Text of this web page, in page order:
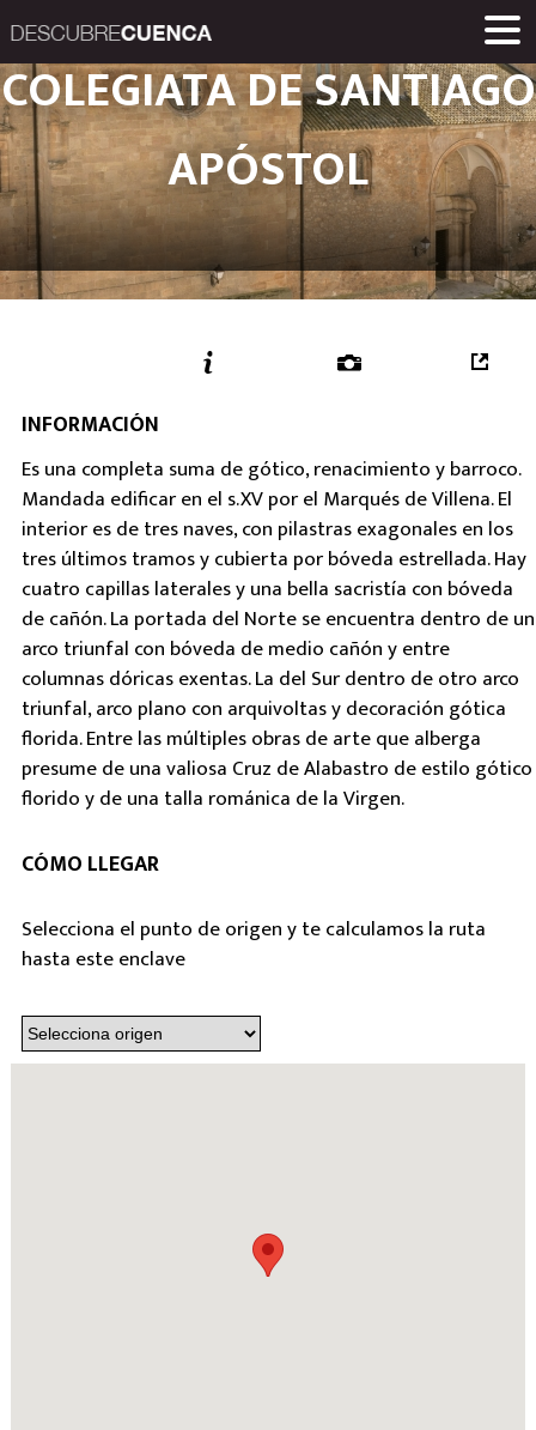
Descubre
INICIO
RUTAS
ENCLAVES Y POBLACIONES
EVENTOS
ENLACES
MUSEOS
GASTRONOMÍA
PRODUCTOS
Una iniciativa de
Diputación
COLEGIATA DE SANTIAGO
APÓSTOL
INFORMACIÓN
Es una completa suma de gótico, renacimiento y barroco.
Mandada edificar en el s.XV por el Marqués de Villena. El
interior es de tres naves, con pilastras exagonales en los
tres últimos tramos y cubierta por bóveda estrellada. Hay
cuatro capillas laterales y una bella sacristía con bóveda
de cañón. La portada del Norte se encuentra dentro de un
arco triunfal con bóveda de medio cañón y entre
columnas dóricas exentas. La del Sur dentro de otro arco
triunfal, arco plano con arquivoltas y decoración gótica
florida. Entre las múltiples obras de arte que alberga
presume de una valiosa Cruz de Alabastro de estilo gótico
florido y de una talla románica de la Virgen.
CÓMO LLEGAR
Selecciona el punto de origen y te calculamos la ruta
hasta este enclave